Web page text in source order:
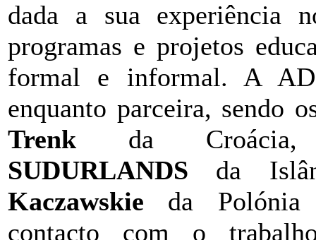
dada a sua experiência
programas e projetos
formal e informal. A
enquanto parceira, sendo
Trenk da
SUDURLANDS da
Kaczawskie da Polónia
contacto com o